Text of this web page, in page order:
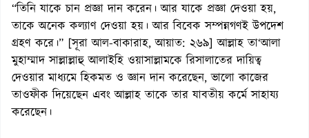
“তিনি যাকে চান প্রজ্ঞা দান করেন। আর যাকে প্রজ্ঞা দেওয়া হয়,
তাকে অনেক কল্যাণ দেওয়া হয়। আর বিবেক সম্পন্নগণই উপদেশ
গ্রহণ করে।” [সূরা আল-বাকারাহ, আয়াত: ২৬৯] আল্লাহ তা‘আলা
মুহাম্মাদ সাল্লাল্লাহু আলাইহি ওয়াসাল্লামকে রিসালাতের দায়িত্ব
দেওয়ার মাধ্যমে হিকমত ও জ্ঞান দান করেছেন, ভালো কাজের
তাওফীক দিয়েছেন এবং আল্লাহ তাকে তার যাবতীয় কর্মে সাহায্য
করেছেন।